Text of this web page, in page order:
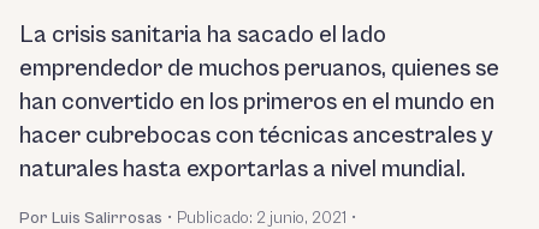
La crisis sanitaria ha sacado el lado
emprendedor de muchos peruanos, quienes se
han convertido en los primeros en el mundo en
hacer cubrebocas con técnicas ancestrales y
naturales hasta exportarlas a nivel mundial.
Por Luis Salirrosas • Publicado: 2 junio, 2021 •